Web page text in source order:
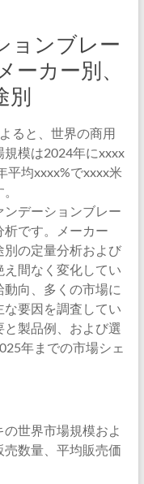
ョンブレー
ーカー別、
別
ると、世界の商用
模は2024年にxxxx
平均xxxx%でxxxx米
デーションブレー
です。メーカー
別の定量分析および
間なく変化してい
向、多くの市場に
要因を調査してい
と製品例、および選
年までの市場シェ
世界市場規模およ
数量、平均販売価